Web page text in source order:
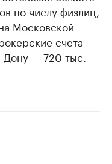
по числу физлиц,
Московской
счета
Дону — 720 тыс.